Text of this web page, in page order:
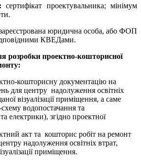
сертифікат проектувальника; мінімум
юридична особа, або ФОП
КВЕДами.
розробки проектно-кошторисної
кошторисну документацію на
для центру надолуження освітніх
візуалізації приміщення, а саме
водопостачання та
електрики), згідно проектної
акт та кошторис робіт на ремонт
надолуження освітніх втрат,
приміщення.